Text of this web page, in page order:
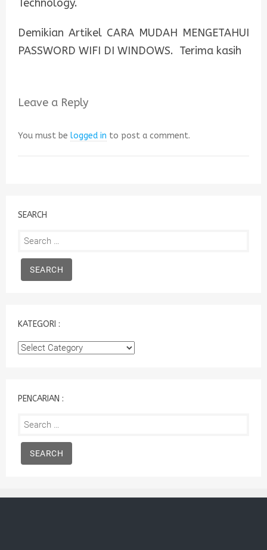
Technology.
Demikian Artikel CARA MUDAH MENGETAHUI
PASSWORD WIFI DI WINDOWS. Terima kasih
Leave a Reply
You must be logged in to post a comment.
SEARCH
Search
KATEGORI :
Kategori
PENCARIAN :
Search